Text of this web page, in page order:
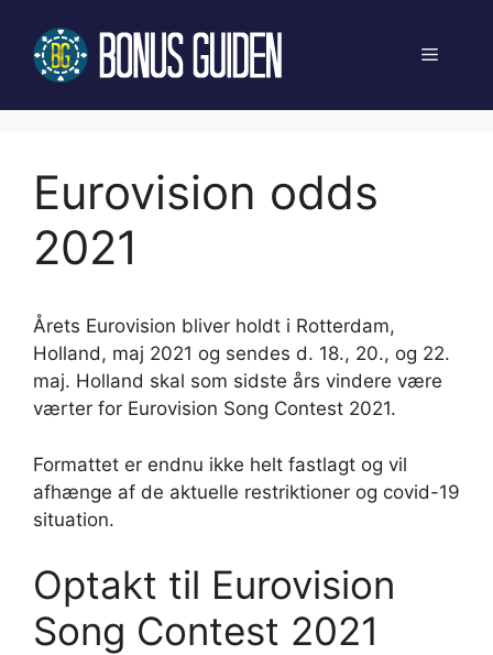
indhold
Menu
Eurovision odds
2021
Årets Eurovision bliver holdt i Rotterdam,
Holland, maj 2021 og sendes d. 18., 20., og 22.
maj. Holland skal som sidste års vindere være
værter for Eurovision Song Contest 2021.
Formattet er endnu ikke helt fastlagt og vil
afhænge af de aktuelle restriktioner og covid-19
situation.
Optakt til Eurovision
Song Contest 2021